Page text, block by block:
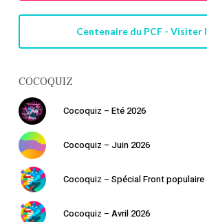
Centenaire du PCF - Visiter
COCOQUIZ
Cocoquiz – Eté 2026
Cocoquiz – Juin 2026
Cocoquiz – Spécial Front populaire
Cocoquiz – Avril 2026